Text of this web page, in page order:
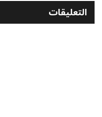
التعليقات